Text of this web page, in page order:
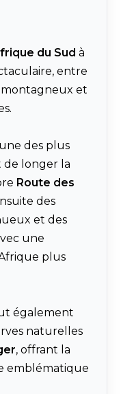
du Sud à
entre
montagneux et
des plus
de longer la
Route des
des
et des
une
plus
également
naturelles
, offrant la
emblématique